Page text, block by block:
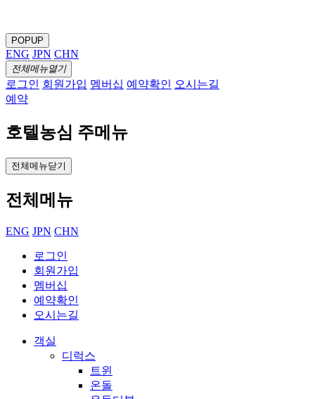
POPUP
ENG JPN CHN
전체메뉴열기
로그인 회원가입 멤버십 예약확인 오시는길
예약
호텔농심 주메뉴
전체메뉴닫기
전체메뉴
ENG JPN CHN
로그인
회원가입
멤버십
예약확인
오시는길
객실
디럭스
트윈
온돌